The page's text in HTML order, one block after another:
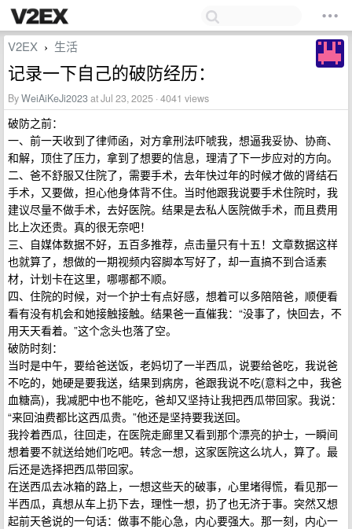
V2EX › 生活
记录一下自己的破防经历：
ByWeiAiKeJi2023at Jul 23, 2025 · 4041 views
破防之前：
一、前一天收到了律师函，对方拿刑法吓唬我，想逼我妥协、协商、
和解，顶住了压力，拿到了想要的信息，理清了下一步应对的方向。
二、爸不舒服又住院了，需要手术，去年快过年的时候才做的肾结石
手术，又要做，担心他身体背不住。当时他跟我说要手术住院时，我
建议尽量不做手术，去好医院。结果是去私人医院做手术，而且费用
比上次还贵。真的很无奈吧！
三、自媒体数据不好，五百多推荐，点击量只有十五！文章数据这样
也就算了，想做的一期视频内容脚本写好了，却一直搞不到合适素
材，计划卡在这里，哪哪都不顺。
四、住院的时候，对一个护士有点好感，想着可以多陪陪爸，顺便看
看有没有机会和她接触接触。结果爸一直催我：“没事了，快回去，不
用天天看着。”这个念头也落了空。
破防时刻：
当时是中午，要给爸送饭，老妈切了一半西瓜，说要给爸吃，我说爸
不吃的，她硬是要我送，结果到病房，爸跟我说不吃(意料之中，我爸
血糖高)，我减肥中也不能吃，爸却又坚持让我把西瓜带回家。我说：
“来回油费都比这西瓜贵。”他还是坚持要我送回。
我拎着西瓜，往回走，在医院走廊里又看到那个漂亮的护士，一瞬间
想着要不就送给她们吃吧。转念一想，这家医院这么坑人，算了。最
后还是选择把西瓜带回家。
在送西瓜去冰箱的路上，一想这些天的破事，心里堵得慌，看见那一
半西瓜，真想从车上扔下去，理性一想，扔了也无济于事。突然又想
起前天爸说的一句话：做事不能心急，内心要强大。那一刻，内心一